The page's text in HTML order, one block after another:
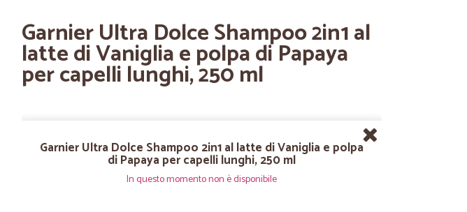
Garnier Ultra Dolce Shampoo 2in1 al
latte di Vaniglia e polpa di Papaya
per capelli lunghi, 250 ml
Garnier Ultra Dolce Shampoo 2in1 al latte di Vaniglia e polpa
di Papaya per capelli lunghi, 250 ml
In questo momento non è disponibile